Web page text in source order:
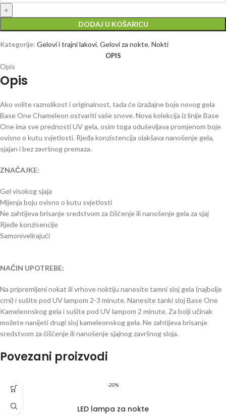
DODAJ U KOŠARICU
Kategorije: Gelovi i trajni lakovi, Gelovi za nokte, Nokti
OPIS
Opis
Opis
Ako volite raznolikost i originalnost, tada će izražajne boje novog gela
Base One Chameleon ostvariti vaše snove.Nova kolekcija iz linije Base
One ima sve prednosti UV gela, osim toga oduševljava promjenom boje
ovisno o kutu svjetlosti. Rjeđa konzistencija olakšava nanošenje gela,
sjajan i bez završnog premaza.
ZNAČAJKE:
Gel visokog sjaja
Mijenja boju ovisno o kutu svjetlosti
Ne zahtijeva brisanje sredstvom za čišćenje ili nanošenje gela za sjaj
Rjeđe konzisencije
Samonivelirajući
NAČIN UPOTREBE:
Na pripremljeni nokat ili vrhove noktiju nanesite tamni sloj gela (najbolje
crni) i sušite pod UV lampom 2-3 minute. Nanesite tanki sloj Base One
Kameleonskog gela i sušite pod UV lampom 2 minute. Za bolji učinak
možete nanijeti drugi sloj kameleonskog gela. Ne zahtijeva brisanje
sredstvom za čišćenje ili nanošenje sjajnog završnog sloja.
Povezani proizvodi
-20%
LED lampa za nokte